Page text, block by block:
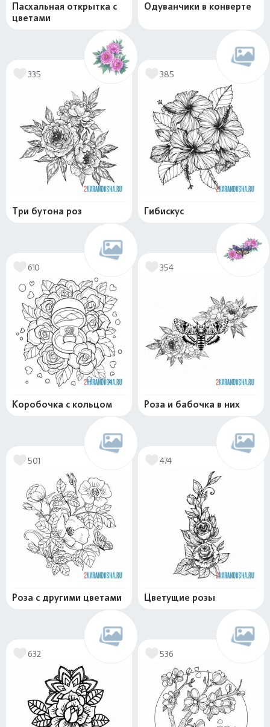
Пасхальная открытка с
цветами
Одуванчики в конверте
335
Три бутона роз
385
Гибискус
610
Коробочка с кольцом
354
Роза и бабочка в них
501
Роза с другими цветами
474
Цветущие розы
632 536